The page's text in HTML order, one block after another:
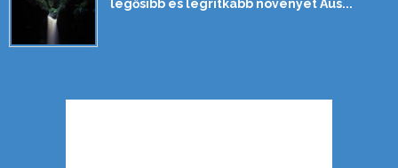
legősibb és legritkább növényét Aus...